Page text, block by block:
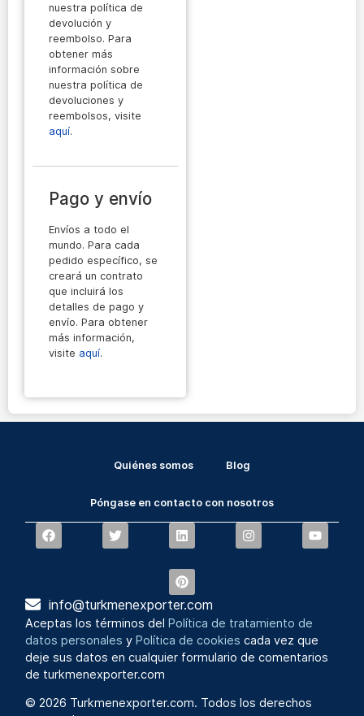
nuestra política de
devolución y
reembolso. Para
obtener más
información sobre
nuestra política de
devoluciones y
reembolsos, visite
aquí.
Pago y envío
Envíos a todo el
mundo. Para cada
pedido específico, se
creará un contrato
que incluirá los
detalles de pago y
envío. Para obtener
más información,
visite aquí.
Quiénes somos Blog
Póngase en contacto con nosotros
info@turkmenexporter.com
Aceptas los términos delPolítica de tratamiento de
datos personales yPolítica de cookies cada vez que
deje sus datos en cualquier formulario de comentarios
de turkmenexporter.com
© 2026 Turkmenexporter.com. Todos los derechos